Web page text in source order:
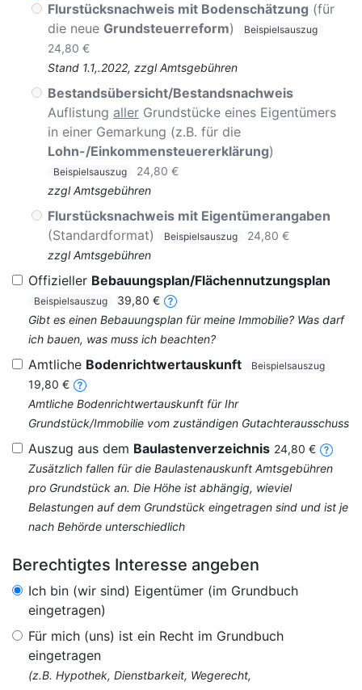
Flurstücksnachweis mit Bodenschätzung (für
die neue Grundsteuerreform) Beispielsauszug
24,80 €
Stand 1.1,.2022, zzgl Amtsgebühren
Bestandsübersicht/Bestandsnachweis
Auflistung aller Grundstücke eines Eigentümers
in einer Gemarkung (z.B. für die
Lohn-/Einkommensteuererklärung)
Beispielsauszug
24,80 €
zzgl Amtsgebühren
Flurstücksnachweis mit Eigentümerangaben
(Standardformat)
Beispielsauszug
24,80 €
zzgl Amtsgebühren
Offizieller Bebauungsplan/Flächennutzungsplan
Beispielsauszug
39,80 €
Gibt es einen Bebauungsplan für meine Immobilie? Was darf
ich bauen, was muss ich beachten?
Amtliche Bodenrichtwertauskunft Beispielsauszug
19,80 €
Amtliche Bodenrichtwertauskunft für Ihr
Grundstück/Immobilie vom zuständigen Gutachterausschuss
Auszug aus dem Baulastenverzeichnis 24,80 €
Zusätzlich fallen für die Baulastenauskunft Amtsgebühren
pro Grundstück an. Die Höhe ist abhängig, wieviel
Belastungen auf dem Grundstück eingetragen sind und ist je
nach Behörde unterschiedlich
Berechtigtes Interesse angeben
Ich bin (wir sind) Eigentümer (im Grundbuch
eingetragen)
Für mich (uns) ist ein Recht im Grundbuch
eingetragen
(z.B. Hypothek, Dienstbarkeit, Wegerecht,